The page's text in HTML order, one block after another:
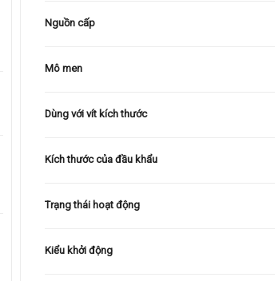
Nguồn cấp
Mô men
Dùng với vít kích thước
Kích thước của đầu khẩu
Trạng thái hoạt động
Kiểu khởi động